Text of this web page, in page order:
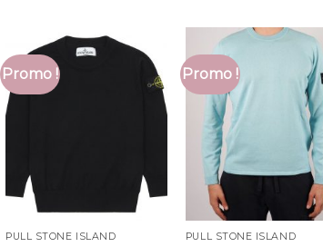
Promo !
PULL STONE ISLAND
Promo !
PULL STONE ISLAND